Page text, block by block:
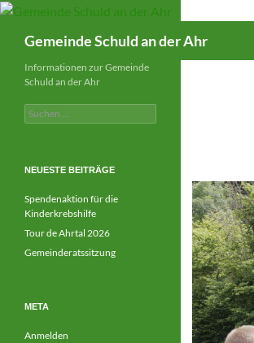
Gemeinde Schuld an der Ahr
Informationen zur Gemeinde
Schuld an der Ahr
Suchen
nach:
NEUESTE BEITRÄGE
Spendenaktion für die
Kinderkrebshilfe
Tour de Ahrtal 2026
Gemeinderatssitzung
META
Anmelden